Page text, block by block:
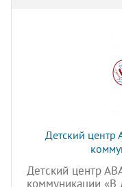
Детский центр
Детский центр
коммуникации «В